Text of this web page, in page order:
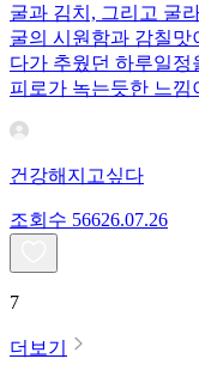
굴과 김치, 그리고 굴
굴의 시원함과 감칠맛
다가 추웠던 하루일정
피로가 녹는듯한 느낌
건강해지고싶다
조회수 56626.07.26
7
더보기